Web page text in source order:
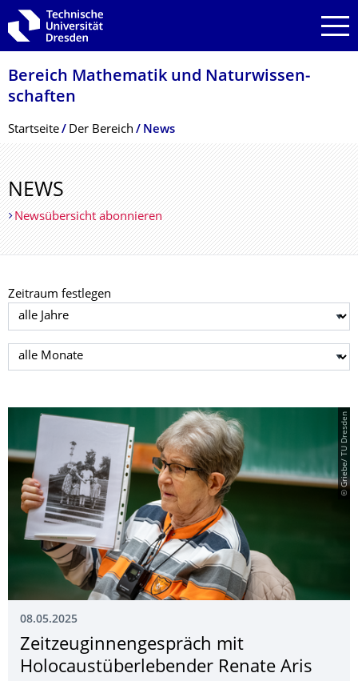
Zur Hauptnavigation springen
Zur Suche springen
Zum Inhalt springen
Bereich Mathematik und Natur­wissen­
schaften
Breadcrumb-Menü
Startseite Der­ ­­­Bereich News
NEWS
Newsübersicht abonnieren
Zeitraum festlegen
Jahr auswählen
Monat auswählen
© Griebe/ TU Dresden
08.05.2025
Zeitzeuginnenge­spräch mit
Holocaustüberle­bender Renate Aris